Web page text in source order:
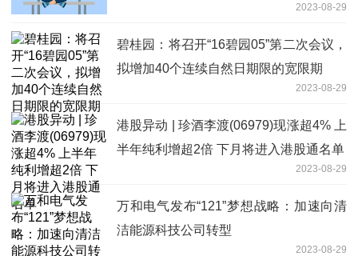
2023-08-29
碧桂园：将召开“16碧园05”第二次会议，
拟增加40个连续自然日期限的宽限期
2023-08-29
港股异动 | 珍酒李渡(06979)现涨超4% 上
半年纯利增超2倍 下月将进入港股通名单
2023-08-29
万和电气发布“121”梦想战略：加速向清
洁能源科技公司转型
2023-08-29